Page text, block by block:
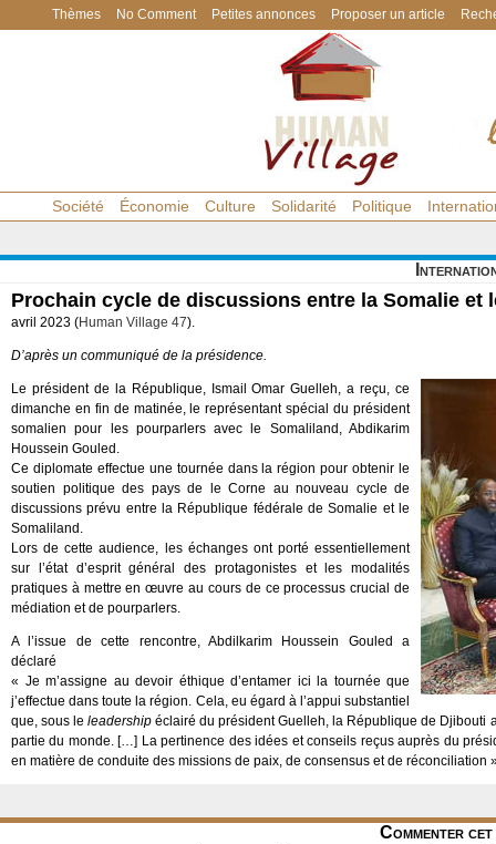
Thèmes No Comment Petites annonces Proposer un article
Société Économie Culture Solidarité Politique
Prochain cycle de discussions entre la Somalie et
avril 2023 (Human Village 47).
D’après un communiqué de la présidence.
Le président de la République, Ismail Omar Guelleh, a reçu, ce
dimanche en fin de matinée, le représentant spécial du président
somalien pour les pourparlers avec le Somaliland, Abdikarim
Houssein Gouled.
Ce diplomate effectue une tournée dans la région pour obtenir le
soutien politique des pays de le Corne au nouveau cycle de
discussions prévu entre la République fédérale de Somalie et le
Somaliland.
Lors de cette audience, les échanges ont porté essentiellement
sur l’état d’esprit général des protagonistes et les modalités
pratiques à mettre en œuvre au cours de ce processus crucial de
médiation et de pourparlers.
A l’issue de cette rencontre, Abdilkarim Houssein Gouled a
déclaré
« Je m’assigne au devoir éthique d’entamer ici la tournée que
j’effectue dans toute la région. Cela, eu égard à l’appui substantiel
que, sous leleadership éclairé du président Guelleh, la République de Djibouti
partie du monde. […] La pertinence des idées et conseils reçus auprès du
en matière de conduite des missions de paix, de consensus et de réconciliation
Commenter